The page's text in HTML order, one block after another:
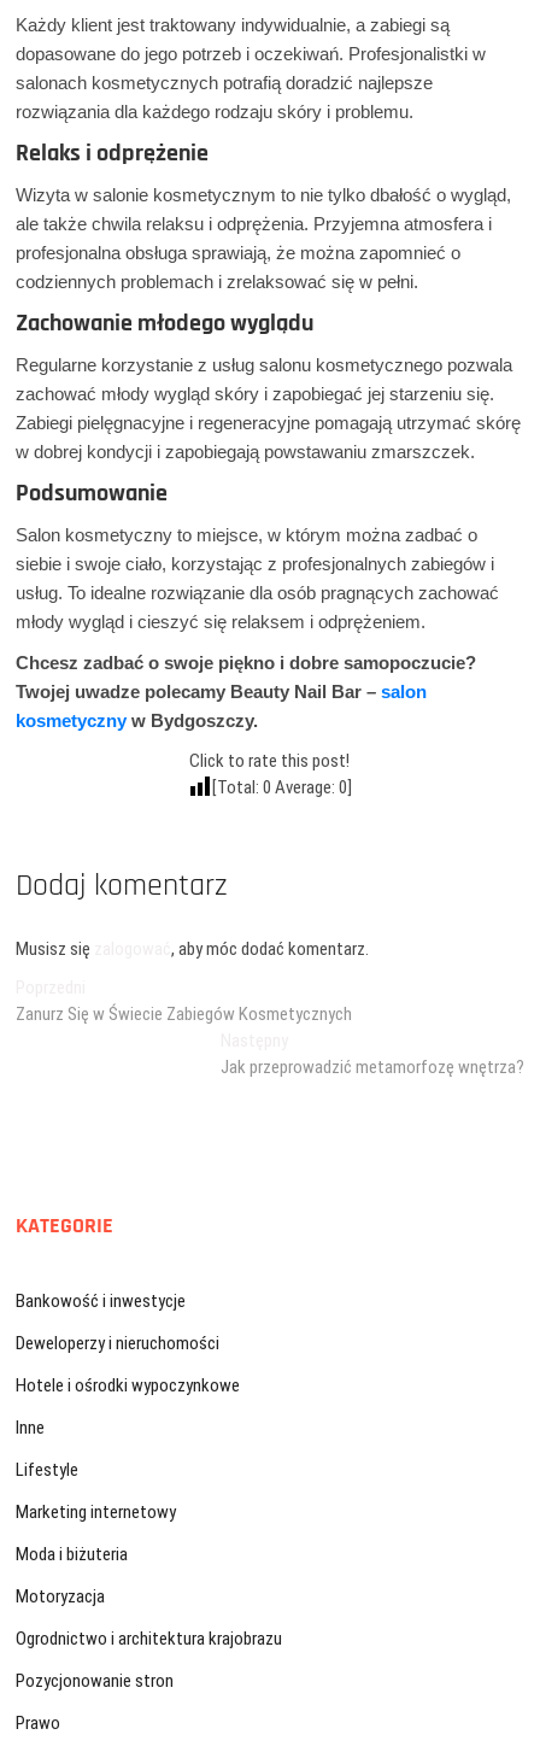
Każdy klient jest traktowany indywidualnie, a zabiegi są
dopasowane do jego potrzeb i oczekiwań. Profesjonalistki w
salonach kosmetycznych potrafią doradzić najlepsze
rozwiązania dla każdego rodzaju skóry i problemu.
Relaks i odprężenie
Wizyta w salonie kosmetycznym to nie tylko dbałość o wygląd,
ale także chwila relaksu i odprężenia. Przyjemna atmosfera i
profesjonalna obsługa sprawiają, że można zapomnieć o
codziennych problemach i zrelaksować się w pełni.
Zachowanie młodego wyglądu
Regularne korzystanie z usług salonu kosmetycznego pozwala
zachować młody wygląd skóry i zapobiegać jej starzeniu się.
Zabiegi pielęgnacyjne i regeneracyjne pomagają utrzymać skórę
w dobrej kondycji i zapobiegają powstawaniu zmarszczek.
Podsumowanie
Salon kosmetyczny to miejsce, w którym można zadbać o
siebie i swoje ciało, korzystając z profesjonalnych zabiegów i
usług. To idealne rozwiązanie dla osób pragnących zachować
młody wygląd i cieszyć się relaksem i odprężeniem.
Chcesz zadbać o swoje piękno i dobre samopoczucie?
Twojej uwadze polecamy Beauty Nail Bar –salon
kosmetycznyw Bydgoszczy.
Click to rate this post!
[Total: 0 Average: 0]
Dodaj komentarz
Musisz się zalogować, aby móc dodać komentarz.
wpisuwpis:
Zanurz Się w Świecie Zabiegów Kosmetycznych
wpis:
Jak przeprowadzić metamorfozę wnętrza?
KATEGORIE
Bankowość i inwestycje
Deweloperzy i nieruchomości
Hotele i ośrodki wypoczynkowe
Inne
Lifestyle
Marketing internetowy
Moda i biżuteria
Motoryzacja
Ogrodnictwo i architektura krajobrazu
Pozycjonowanie stron
Prawo